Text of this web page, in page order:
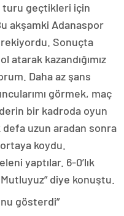
turu geçtikleri için
akşamki Adanaspor
Sonuçta
atarak kazandığımız
Daha az şans
görmek, maç
bir kadroda oyun
uzun aradan sonra
koydu.
yaptılar. 6-0’lık
diye konuştu.
gösterdi”